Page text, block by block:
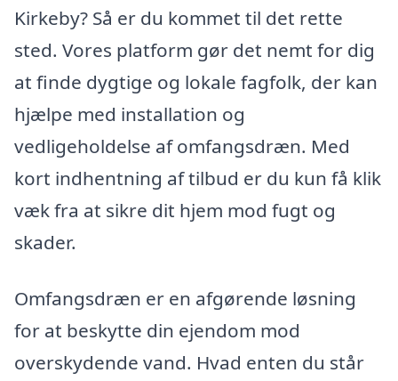
Kirkeby? Så er du kommet til det rette
sted. Vores platform gør det nemt for dig
at finde dygtige og lokale fagfolk, der kan
hjælpe med installation og
vedligeholdelse af omfangsdræn. Med
kort indhentning af tilbud er du kun få klik
væk fra at sikre dit hjem mod fugt og
skader.
Omfangsdræn er en afgørende løsning
for at beskytte din ejendom mod
overskydende vand. Hvad enten du står